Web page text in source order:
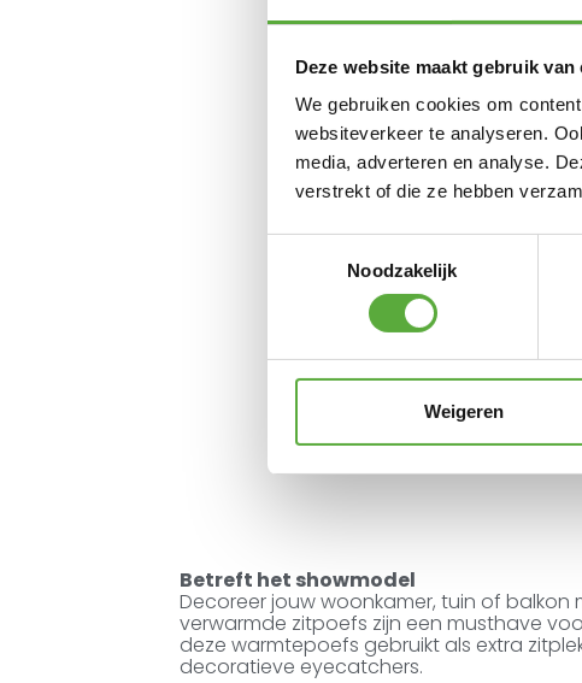
Deze website maakt gebruik van
We gebruiken cookies om
websiteverkeer te analyseren.
media, adverteren en analyse.
verstrekt of die ze hebben
Noodzakelijk
Weigeren
Betreft het showmodel
Decoreer jouw woonkamer, tuin of balkon
verwarmde zitpoefs zijn een musthave
deze warmtepoefs gebruikt als extra
decoratieve eyecatchers.